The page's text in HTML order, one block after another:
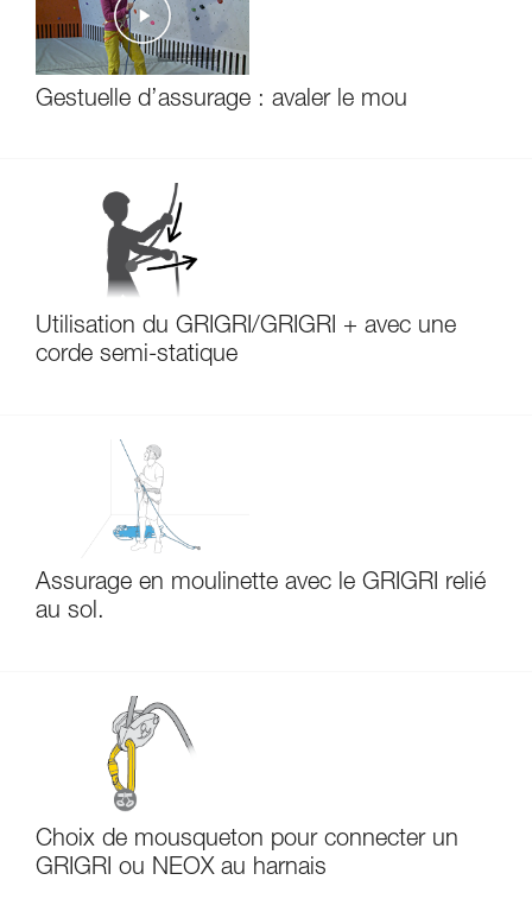
Gestuelle d’assurage : avaler le mou
Utilisation du GRIGRI/GRIGRI + avec une
corde semi-statique
Assurage en moulinette avec le GRIGRI relié
au sol.
Choix de mousqueton pour connecter un
GRIGRI ou NEOX au harnais